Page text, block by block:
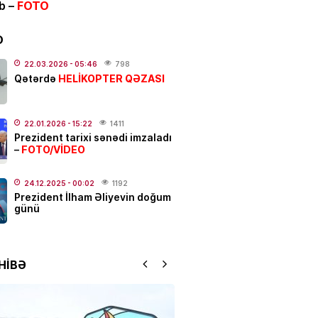
üçün vacib xəbər
Türk dünyası ilə bağlı
layihənin icrasına başlayır
- 10:29
günahlandırdı
– FOTO
22.03.2026 - 05:46 798
Qətərdə HELİKOPTER QƏZASI
22.01.2026 - 15:22 1411
Prezident tarixi sənədi imzaladı
– FOTO/VİDEO
24.12.2025 - 00:02 1192
Prezident İlham Əliyevin doğum
günü